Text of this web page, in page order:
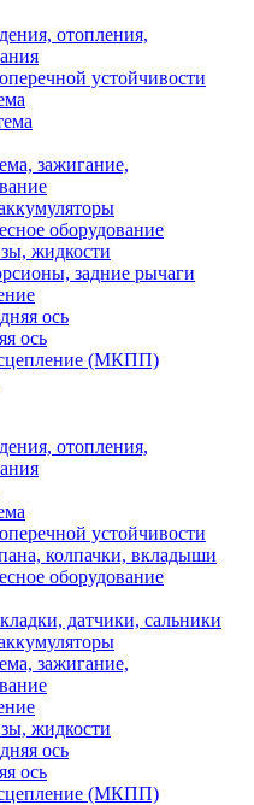
отопления,
устойчивости
зажигание,
оборудование
жидкости
задние рычаги
ось
ось
(МКПП)
отопления,
устойчивости
колпачки, вкладыши
оборудование
датчики, сальники
зажигание,
жидкости
ось
ось
(МКПП)